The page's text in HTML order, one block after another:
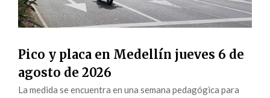
Pico y placa en Medellín jueves 6 de
agosto de 2026
La medida se encuentra en una semana pedagógica para